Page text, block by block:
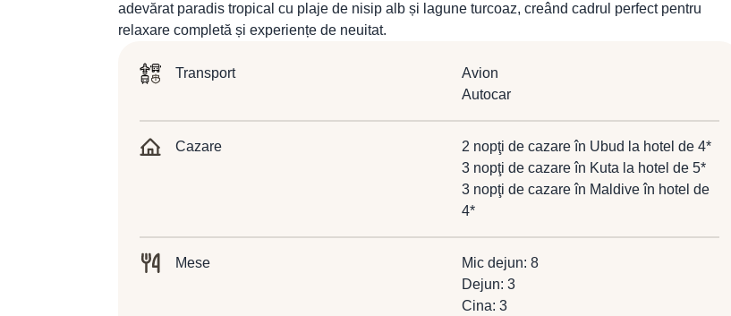
adevărat paradis tropical cu plaje de nisip alb și lagune turcoaz, creând cadrul perfect pentru
relaxare completă și experiențe de neuitat.
Transport
Avion
Autocar
Cazare
2 nopţi de cazare în Ubud la hotel de 4*
3 nopţi de cazare în Kuta la hotel de 5*
3 nopţi de cazare în Maldive în hotel de
4*
Mese
Mic dejun: 8
Dejun: 3
Cina: 3